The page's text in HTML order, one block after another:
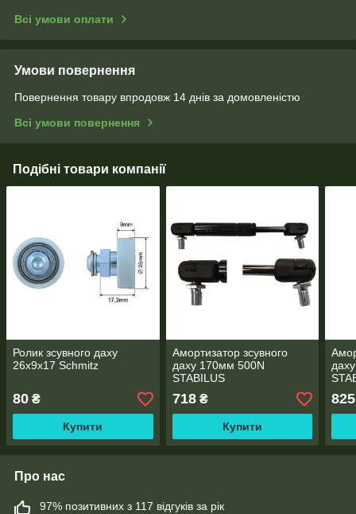
Всі умови оплати
Умови повернення
Повернення товару впродовж 14 днів за домовленістю
Всі умови повернення
Подібні товари компанії
Ролик зсувного даху
26x9x17 Schmitz
80 ₴
Купити
Амортизатор зсувного
даху 170мм 500N
STABILUS
718₴
Купити
825
Про нас
97% позитивних з 117 відгуків за рік